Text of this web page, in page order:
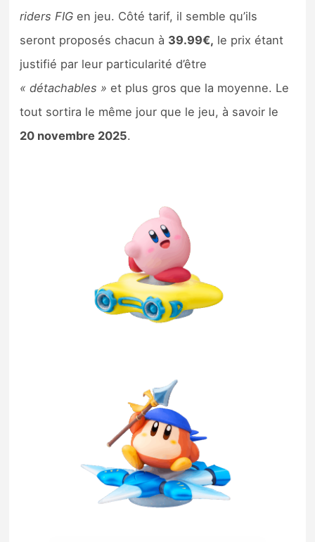
riders FIG en jeu. Côté tarif, il semble qu’ils
seront proposés chacun à 39.99€, le prix étant
justifié par leur particularité d’être
« détachables »et plus gros que la moyenne. Le
tout sortira le même jour que le jeu, à savoir le
20 novembre 2025.